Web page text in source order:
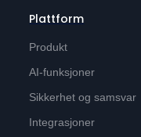
Plattform
Produkt
AI-funksjoner
Sikkerhet og samsvar
Integrasjoner